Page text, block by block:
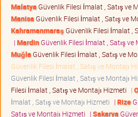
Malatya Güvenlik Filesi İmalat , Satış ve
Manisa Güvenlik Filesi İmalat , Satış ve
Kahramanmaraş Güvenlik Filesi İmalat ,
| MardinGüvenlik Filesi İmalat , Satış ve
Muğla Güvenlik Filesi İmalat , Satış ve
Güvenlik Filesi İmalat , Satış ve Montajı
Güvenlik Filesi İmalat , Satış ve Montajı
Filesi İmalat , Satış ve Montajı Hizmeti |
İmalat , Satış ve Montajı Hizmeti | Rize
Satış ve Montajı Hizmeti | Sakarya